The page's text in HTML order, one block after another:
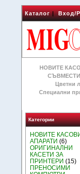
Каталог|Вход/
НОВИТЕ
Цветни
Специални
Категории
НОВИТЕ
АПАРАТИ (6)
ОРИГИНАЛНИ
КАСЕТИ ЗА
ПРИНТЕРИ (15)
ПРЕНОСИМИ